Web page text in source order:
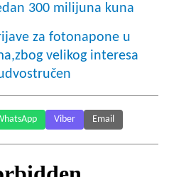
300 milijuna kuna
za fotonapone u
velikog interesa
Viber Email